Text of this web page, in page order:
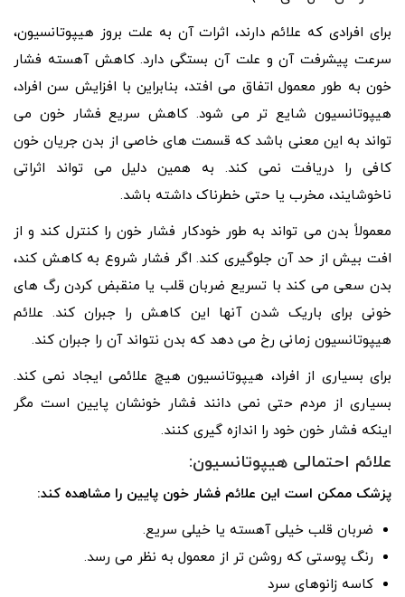
برای افرادی که علائم دارند، اثرات آن به علت بروز هیپوتانسیون،
سرعت پیشرفت آن و علت آن بستگی دارد. کاهش آهسته فشار
خون به طور معمول اتفاق می افتد، بنابراین با افزایش سن افراد،
هیپوتانسیون شایع تر می شود. کاهش سریع فشار خون می
تواند به این معنی باشد که قسمت های خاصی از بدن جریان خون
کافی را دریافت نمی کند. به همین دلیل می تواند اثراتی
ناخوشایند، مخرب یا حتی خطرناک داشته باشد.
معمولاً بدن می تواند به طور خودکار فشار خون را کنترل کند و از
افت بیش از حد آن جلوگیری کند. اگر فشار شروع به کاهش کند،
بدن سعی می کند با تسریع ضربان قلب یا منقبض کردن رگ های
خونی برای باریک شدن آنها این کاهش را جبران کند. علائم
هیپوتانسیون زمانی رخ می دهد که بدن نتواند آن را جبران کند.
برای بسیاری از افراد، هیپوتانسیون هیچ علائمی ایجاد نمی کند.
بسیاری از مردم حتی نمی دانند فشار خونشان پایین است مگر
اینکه فشار خون خود را اندازه گیری کنند.
علائم احتمالی هیپوتانسیون:
پزشک ممکن است این علائم فشار خون پایین را مشاهده کند:
ضربان قلب خیلی آهسته یا خیلی سریع.
رنگ پوستی که روشن تر از معمول به نظر می رسد.
کاسه زانوهای سرد